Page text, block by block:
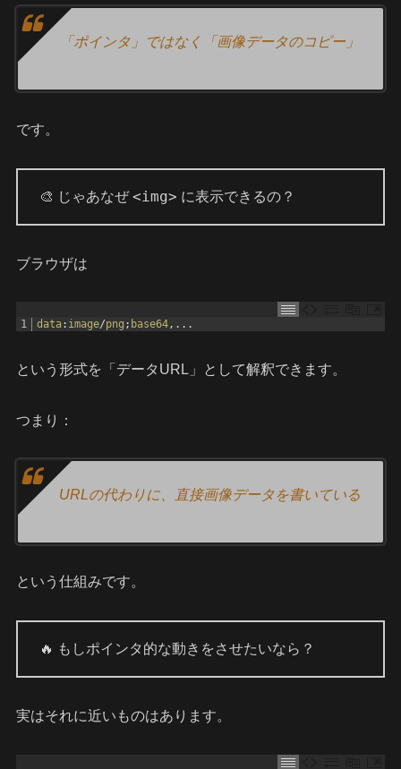
「ポインタ」ではなく「画像データのコピー」
です。
🎨 じゃあなぜ<img> に表示できるの？
ブラウザは
1 data : image/png ; base64, . . .
という形式を「データURL」として解釈できます。
つまり：
URLの代わりに、直接画像データを書いている
という仕組みです。
🔥 もしポインタ的な動きをさせたいなら？
実はそれに近いものはあります。